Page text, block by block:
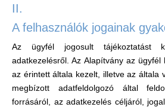
II.
A felhasználók jogainak
Az ügyfél jogosult tájékoztatást
adatkezelésről. Az Alapítvány az
az érintett általa kezelt, illetve az általa
megbízott adatfeldolgozó által
forrásáról, az adatkezelés céljáról,